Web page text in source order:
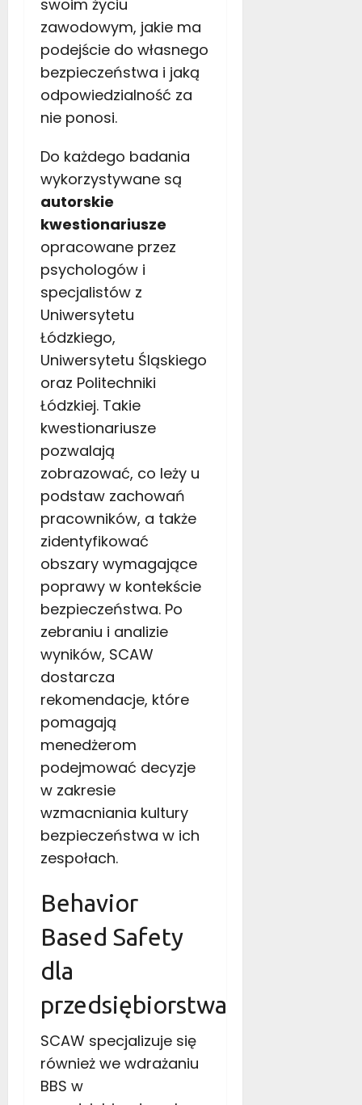
swoim życiu
zawodowym, jakie ma
podejście do własnego
bezpieczeństwa i jaką
odpowiedzialność za
nie ponosi.
Do każdego badania
wykorzystywane są
autorskie
kwestionariusze
opracowane przez
psychologów i
specjalistów z
Uniwersytetu
Łódzkiego,
Uniwersytetu Śląskiego
oraz Politechniki
Łódzkiej. Takie
kwestionariusze
pozwalają
zobrazować, co leży u
podstaw zachowań
pracowników, a także
zidentyfikować
obszary wymagające
poprawy w kontekście
bezpieczeństwa. Po
zebraniu i analizie
wyników, SCAW
dostarcza
rekomendacje, które
pomagają
menedżerom
podejmować decyzje
w zakresie
wzmacniania kultury
bezpieczeństwa w ich
zespołach.
Behavior
Based Safety
dla
przedsiębiorstwa
SCAW specjalizuje się
również we wdrażaniu
BBS w